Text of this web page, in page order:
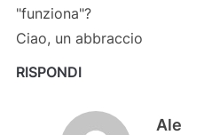
"funziona"?
Ciao, un abbraccio
RISPONDI
Ale